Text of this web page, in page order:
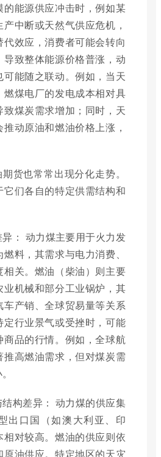
能源供应冲击时，例如某
中断或天然气供应危机，
效应，消费者可能会转向
致整体能源价格普涨，动
可能随之联动。例如，当天
煤电厂的发电成本相对具
煤炭需求增加；同时，天
动原油和燃油价格上涨，
货也常常出现分化走势。
们各自的特定供需结构和
： 动力煤主要用于火力发
料，其需求与电力消费、
关。燃油（柴油）则主要
业机械和部分工业锅炉，其
车产销、全球贸易量等关系
行业景气或受挫时，可能
商品的行情。例如，全球航
高燃油需求，但对煤炭需
构差异： 动力煤的供应集
出口国（如澳大利亚、印
相对较高。燃油的供应则依
原油供应。特定地区的天灾